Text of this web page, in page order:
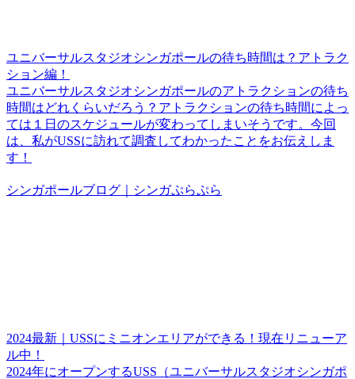
ユニバーサルスタジオシンガポールの待ち時間は？アトラク
ション編！
ユニバーサルスタジオシンガポールのアトラクションの待ち
時間はどれくらいだろう？アトラクションの待ち時間によっ
ては１日のスケジュールが変わってしまいそうです。今回
は、私がUSSに訪れて調査してわかったことをお伝えしま
す！
シンガポールブログ｜シンガぷらぷら
2024最新｜USSにミニオンエリアができる！現在リニューア
ル中！
2024年にオープンするUSS（ユニバーサルスタジオシンガポ